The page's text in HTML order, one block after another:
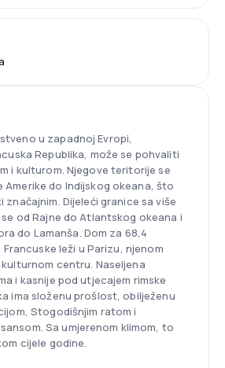
u zapadnoj Evropi,
Republika, može se pohvaliti
i kulturom. Njegove teritorije se
Amerike do Indijskog okeana, što
značajnim. Dijeleći granice sa više
od Rajne do Atlantskog okeana i
do Lamanša. Dom za 68,4
leži u Parizu, njenom
centru. Naseljena
i kasnije pod utjecajem rimske
ima složenu prošlost, obilježenu
Stogodišnjim ratom i
Sa umjerenom klimom, to
cijele godine.